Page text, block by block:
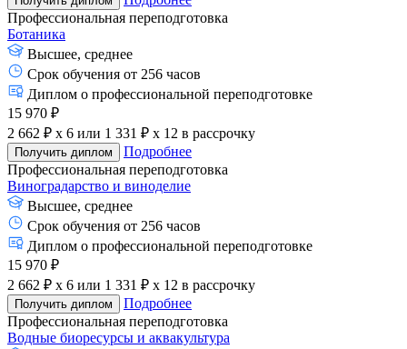
Профессиональная переподготовка
Ботаника
Высшее, среднее
Срок обучения от 256 часов
Диплом о профессиональной переподготовке
15 970 ₽
2 662 ₽ x 6 или 1 331 ₽ x 12 в рассрочку
Получить диплом
Подробнее
Профессиональная переподготовка
Виноградарство и виноделие
Высшее, среднее
Срок обучения от 256 часов
Диплом о профессиональной переподготовке
15 970 ₽
2 662 ₽ x 6 или 1 331 ₽ x 12 в рассрочку
Получить диплом
Подробнее
Профессиональная переподготовка
Водные биоресурсы и аквакультура